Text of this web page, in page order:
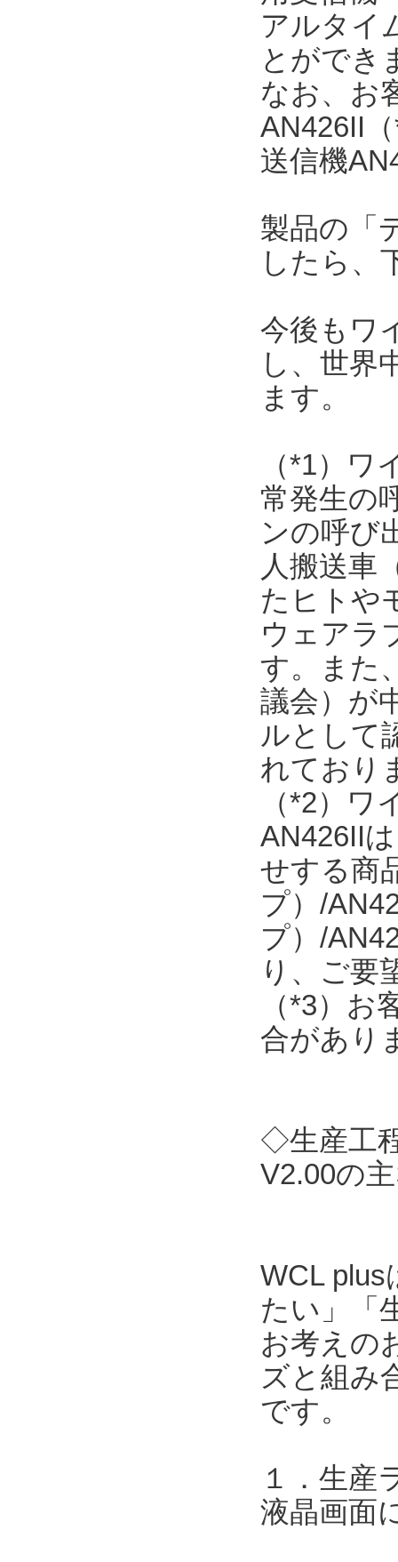
アルタイ
とができ
なお、お
AN426II
送信機
製品の「
したら、
今後もワ
し、世界
ます。
（*1）
常発生の
ンの呼び
人搬送車
たヒトや
ウェアラ
す。また
議会）が
ルとして
れており
（*2）
AN426II
せする商
プ）/
プ）/
り、ご
（*3）
合があり
◇生産工
V2.00の
WCL plus
たい」「
お考えの
ズと組み
です。
１．生産
液晶画面